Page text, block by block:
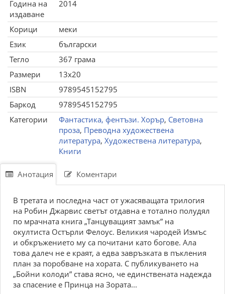
Година на
издаване
2014
Корици
меки
Език
български
Тегло
367 грама
Размери
13x20
ISBN
9789545152795
Баркод
9789545152795
Категории
Фантастика, фентъзи. Хорър, Световна
проза, Преводна художествена
литература, Художествена литература,
Книги
Анотация Коментари
В третата и последна част от ужасяващата трилогия
на Робин Джарвис светът отдавна е тотално полудял
по мрачната книга „Танцуващият замък” на
окултиста Остърли Фелоус. Великия чародей Измъс
и обкръжението му са почитани като богове. Ала
това далеч не е краят, а едва завръзката в пъкления
план за поробване на хората. С публикуването на
„Бойни колоди” става ясно, че единствената надежда
за спасение е Принца на Зората...